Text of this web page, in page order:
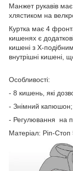
Манжет рукавів
хлястиком на
Куртка має 4
кишенях є
кишені з Х-
внутрішні кишені,
Особливості:
- 8 кишень, які
- Знімний капюшон;
- Регулювання на
Матеріал: Ріп-